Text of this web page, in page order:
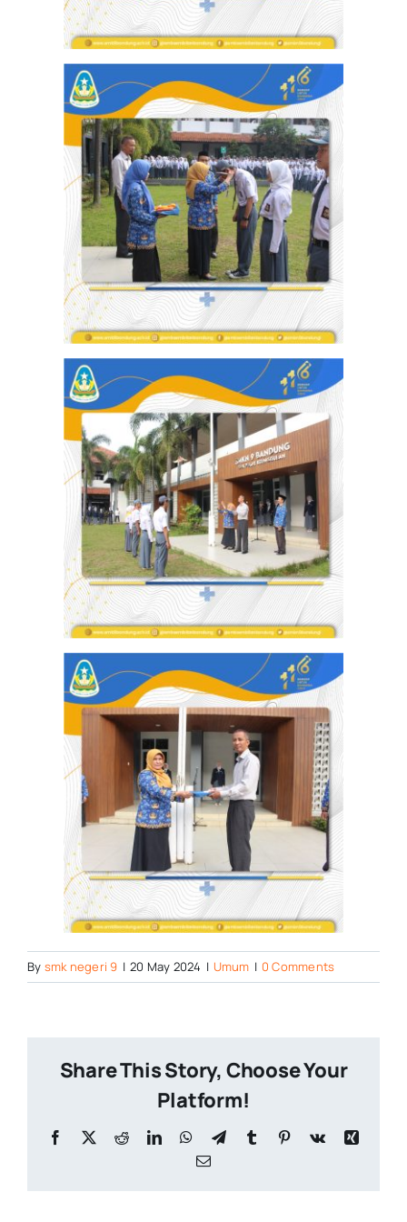
By smk negeri 9 | 20 May 2024 | Umum | 0 Comments
Share This Story, Choose Your
Platform!
Facebook
X RedditLinkedInWhatsApp
TelegramTumblr Pinterest
Vk
Xing
Email